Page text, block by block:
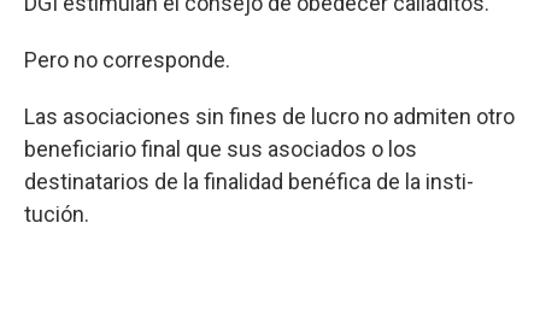
Pero no corresponde.
Las asociaciones sin fines de lucro no admiten otro
beneficiario final que sus asociados o los
destinatarios de la finalidad benéfica de la insti-
tución.